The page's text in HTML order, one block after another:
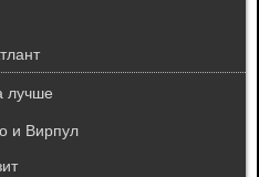
лучше
и Вирпул